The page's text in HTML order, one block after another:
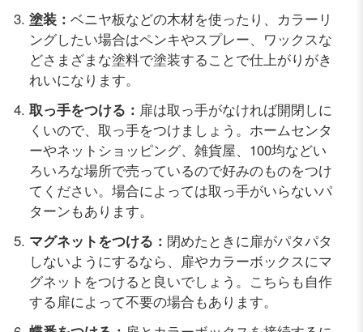
塗装： ベニヤ板などの木材を使ったり、カラーリ
ングしたい場合はペンキやスプレー、ワックスな
どさまざまな塗料で塗装することで仕上がりがき
れいになります。
取っ手をつける： 扉は取っ手がなければ開閉しに
くいので、取っ手をつけましょう。ホームセンタ
ーやネットショッピング、雑貨屋、100均などい
ろいろな場所で売っているので好みのものをつけ
てください。場合によっては取っ手がいらないパ
ターンもあります。
マグネットをつける： 閉めたときに扉がパタパタ
しないようにするなら、扉やカラーボックスにマ
グネットをつけると良いでしょう。こちらも自作
する扉によって不要の場合もあります。